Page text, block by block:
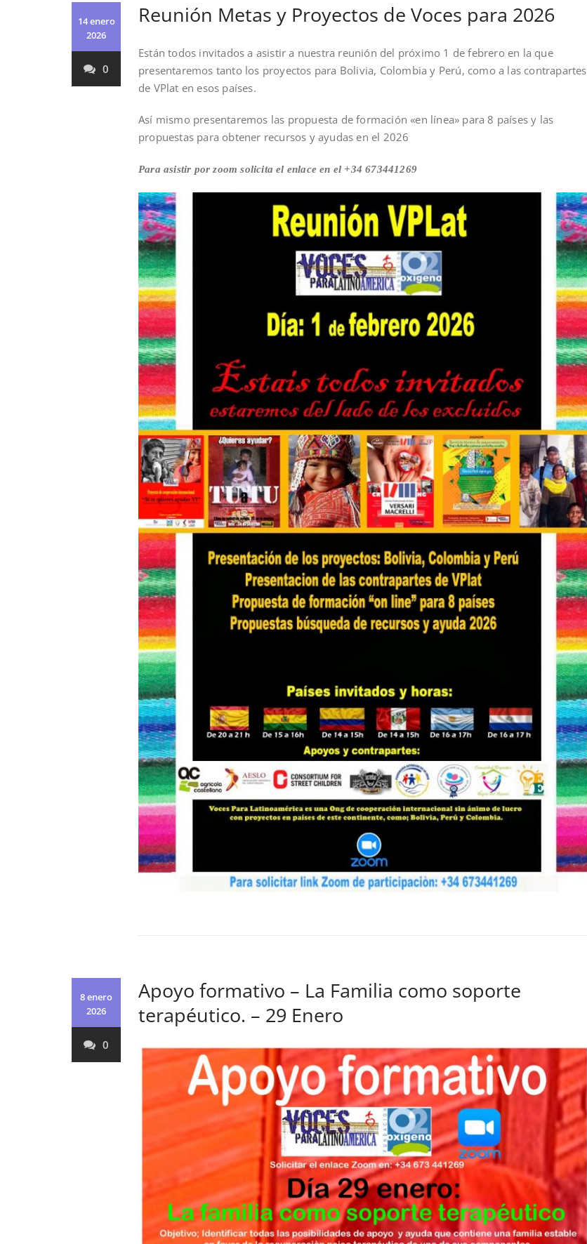
14 enero
2026
0
Reunión Metas y Proyectos de Voces para 2026
Están todos invitados a asistir a nuestra reunión del próximo 1 de febrero en la que
presentaremos tanto los proyectos para Bolivia, Colombia y Perú, como a las contrapartes
de VPlat en esos países.
Así mismo presentaremos las propuesta de formación «en línea» para 8 países y las
propuestas para obtener recursos y ayudas en el 2026
Para asistir por zoom solicita el enlace en el +34 673441269
8 enero
2026
0
Apoyo formativo – La Familia como soporte
terapéutico. – 29 Enero